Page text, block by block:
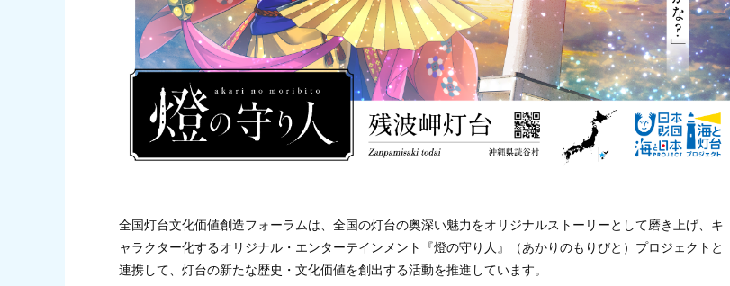
全国灯台文化価値創造フォーラムは、全国の灯台の奥深い魅力をオリジナルストーリーとして磨き上げ、キ
ャラクター化するオリジナル・エンターテインメント『燈の守り人』（あかりのもりびと）プロジェクトと
連携して、灯台の新たな歴史・文化価値を創出する活動を推進しています。